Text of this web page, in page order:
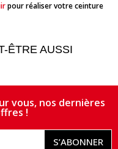
pour réaliser votre ceinture
ÊTRE AUSSI
vous, nos dernières
!
S’ABONNER